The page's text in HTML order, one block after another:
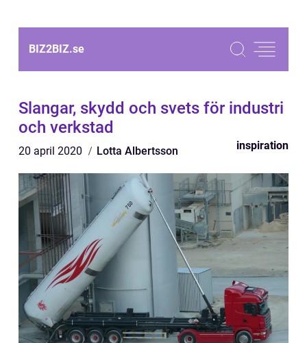
BIZ2BIZ.se
Slangar, skydd och svets för industri
och verkstad
20 april 2020 Lotta Albertsson inspiration